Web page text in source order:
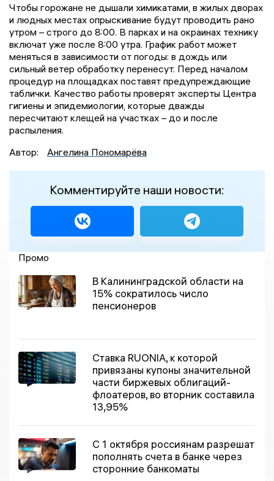
Чтобы горожане не дышали химикатами, в жилых дворах
и людных местах опрыскивание будут проводить рано
утром – строго до 8:00. В парках и на окраинах технику
включат уже после 8:00 утра. График работ может
меняться в зависимости от погоды: в дождь или
сильный ветер обработку перенесут. Перед началом
процедур на площадках поставят предупреждающие
таблички. Качество работы проверят эксперты Центра
гигиены и эпидемиологии, которые дважды
пересчитают клещей на участках – до и после
распыления.
Автор:
Ангелина Пономарёва
Комментируйте наши новости:
Промо
В Калининградской области на
15% сократилось число
пенсионеров
Ставка RUONIA, к которой
привязаны купоны значительной
части биржевых облигаций-
флоатеров, во вторник составила
13,95%
С 1 октября россиянам разрешат
пополнять счета в банке через
сторонние банкоматы